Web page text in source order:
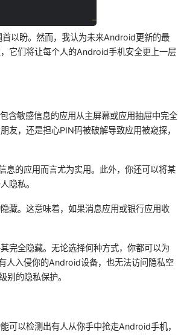
以盼。然而，我认为未来Android更新的最
它们将让每个人的Android手机安全更上一层
含敏感信息的应用从主屏幕或应用抽屉中完全
友，还是担心PIN码被破解导致应用被窥探，
息的应用而言尤为实用。此外，你还可以将某
隐私。
藏。这意味着，如果消息应用或银行应用收
完全隐藏。无论选择何种方式，你都可以为
人入侵你的Android设备，也无法访问隐私空
的隐私保护。
可以检测出有人从你手中抢走Android手机，